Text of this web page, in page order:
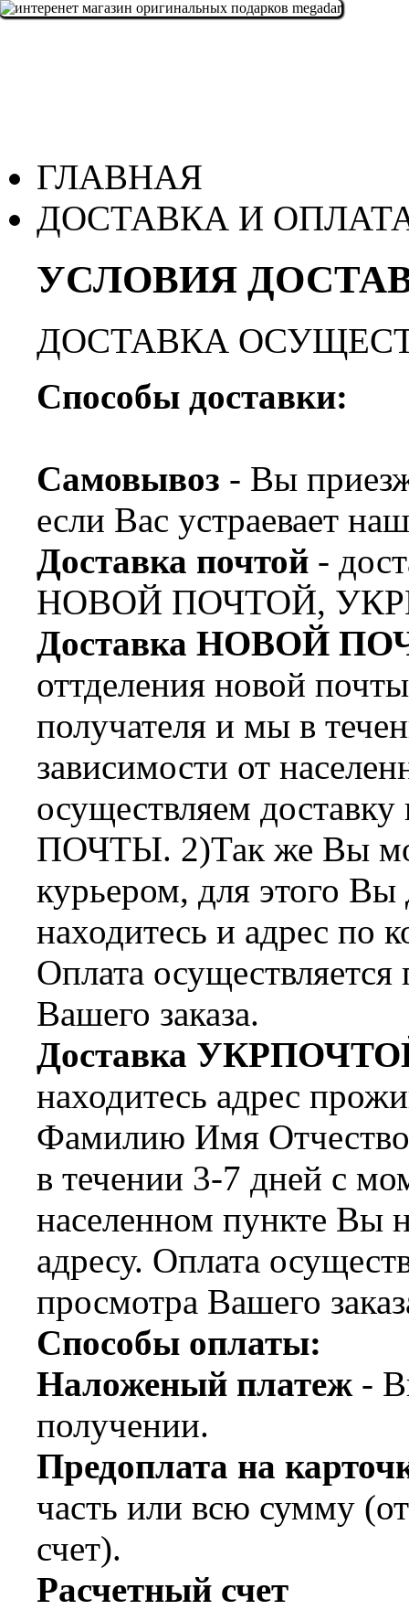
ГЛАВНАЯ
ДОСТАВКА И
УСЛОВИЯ
ДОСТАВКА
Способы доставки:
Самовывоз - Вы
если Вас устраевает
Доставка почтой -
НОВОЙ ПОЧТОЙ,
Доставка НОВОЙ
оттделения новой
получателя и мы в
зависимости от
осуществляем
ПОЧТЫ. 2)Так же Вы
курьером, для этого
находитесь и адрес по
Оплата
Вашего заказа.
Доставка
находитесь адрес
Фамилию Имя Отчество
в течении 3-7 дней с
населенном пункте Вы
адресу. Оплата
просмотра Вашего
Способы оплаты:
Наложеный платеж -
получении.
Предоплата на
часть или всю сумму
счет).
Расчетный счет